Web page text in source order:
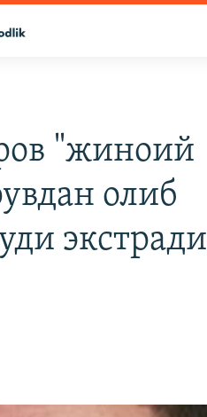
"жиноий
олиб